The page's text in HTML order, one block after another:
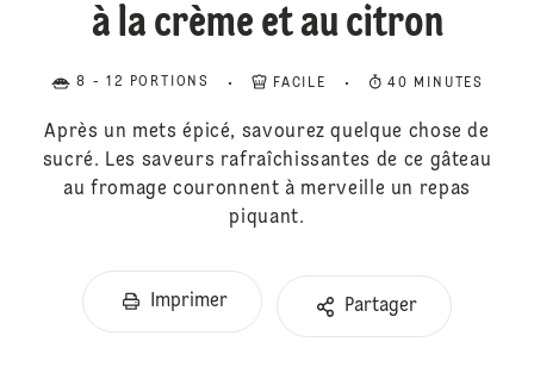
à la crème et au citron
8 - 12 PORTIONS FACILE 40 MINUTES
Après un mets épicé, savourez quelque chose de
sucré. Les saveurs rafraîchissantes de ce gâteau
au fromage couronnent à merveille un repas
piquant.
Imprimer Partager